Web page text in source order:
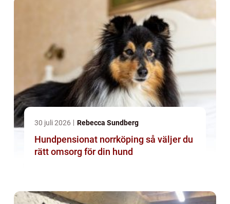
30 juli 2026 Rebecca Sundberg
Hundpensionat norrköping så väljer du
rätt omsorg för din hund